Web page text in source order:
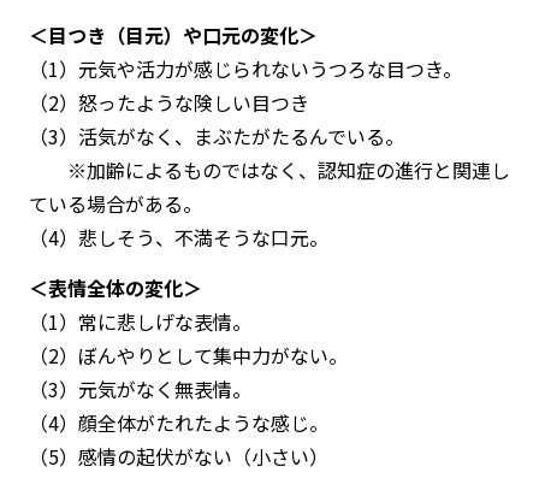
＜目つき（目元）や口元の変化＞
（1）元気や活力が感じられないうつろな目つき。
（2）怒ったような険しい目つき
（3）活気がなく、まぶたがたるんでいる。
※加齢によるものではなく、認知症の進行と関連し
ている場合がある。
（4）悲しそう、不満そうな口元。
＜表情全体の変化＞
（1）常に悲しげな表情。
（2）ぼんやりとして集中力がない。
（3）元気がなく無表情。
（4）顔全体がたれたような感じ。
（5）感情の起伏がない（小さい）